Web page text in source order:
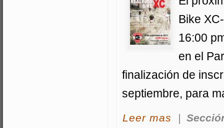
Bike
16:00
en el
finalización de
septiembre, para
Leer mas acerca Realejos
|